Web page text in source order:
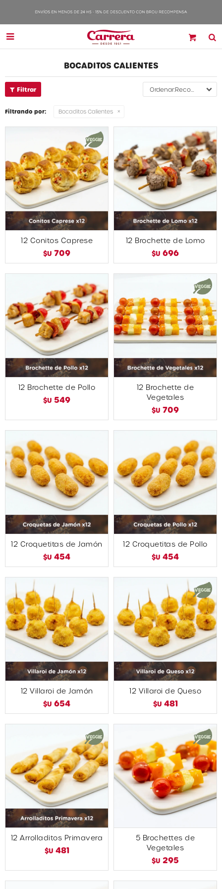

BOCADITOS CALIENTES
Recomendados
Filtrando por: Bocaditos Calientes
12 Conitos Caprese
$U 709
12 Brochette de Lomo
$U 696
12 Brochette de Pollo
$U 549
12 Brochette de
Vegetales
$U 709
12 Croquetitas de Jamón
$U 454
12 Croquetitas de Pollo
$U 454
12 Villaroi de Jamón
$U 654
12 Villaroi de Queso
$U 481
12 Arrolladitos Primavera
$U 481
5 Brochettes de
Vegetales
$U 295